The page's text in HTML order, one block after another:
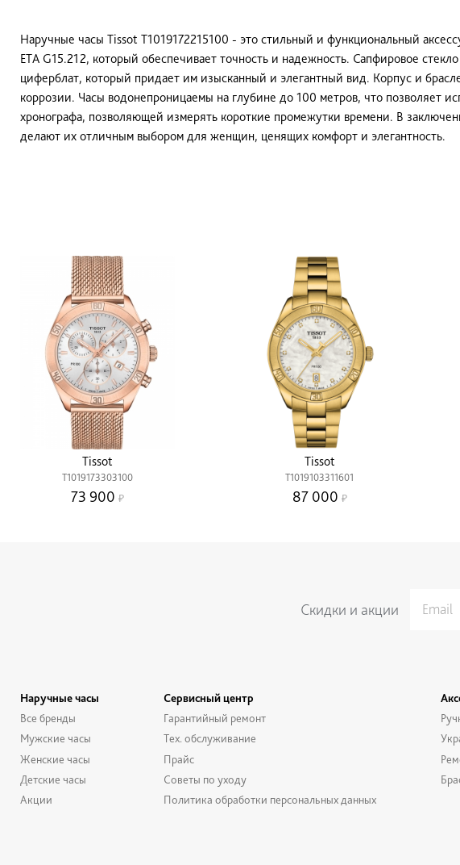
Наручные часы Tissot T1019172215100 - это стильный и функциональный
ETA G15.212, который обеспечивает точность и надежность. Сапфировое
циферблат, который придает им изысканный и элегантный вид. Корпус и
коррозии. Часы водонепроницаемы на глубине до 100 метров, что позволяет
хронографа, позволяющей измерять короткие промежутки времени. В
делают их отличным выбором для женщин, ценящих комфорт и элегантность.
Tissot
T1019173303100
73 900
Tissot
T1019103311601
87 000
Скидки и акции
Наручные часы
Все бренды
Мужские часы
Женские часы
Детские часы
Акции
Сервисный центр
Гарантийный ремонт
Тех. обслуживание
Прайс
Советы по уходу
Политика обработки персональных данных